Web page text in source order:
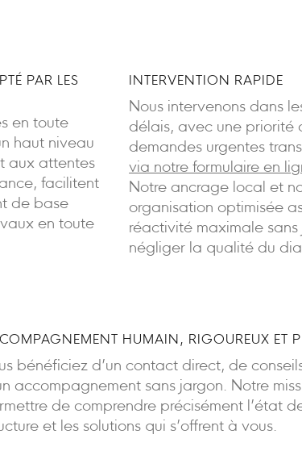
PAR LES
en toute
haut niveau
aux attentes
facilitent
de base
en toute
INTERVENTION RAPIDE
Nous intervenons dans
délais, avec une priorité
demandes urgentes
via notre formulaire en
Notre ancrage local et
organisation optimisée
réactivité maximale sans
négliger la qualité du
HUMAIN, RIGOUREUX ET
bénéficiez d’un contact direct, de
accompagnement sans jargon. Notre
de comprendre précisément l’état
et les solutions qui s’offrent à vous.